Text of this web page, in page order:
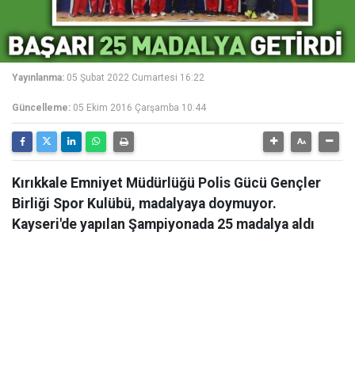
Yayınlanma: 05 Şubat 2022 Cumartesi 16:22
Güncelleme: 05 Ekim 2016 Çarşamba 10:44
Kırıkkale Emniyet Müdürlüğü Polis Gücü Gençler
Birliği Spor Kulübü, madalyaya doymuyor.
Kayseri'de yapılan Şampiyonada 25 madalya aldı